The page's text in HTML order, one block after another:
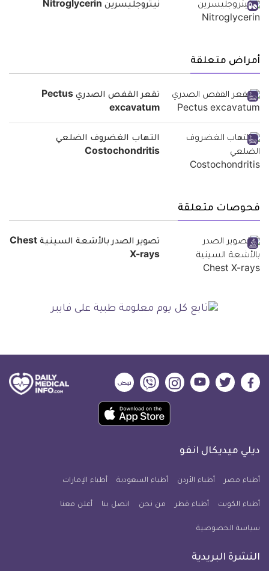
نيتروجليسرين Nitroglycerin
أمراض متعلقة
تقعر القفص الصدري Pectus
excavatum
التهاب الغضروف الضلعي
Costochondritis
فحوصات متعلقة
تصوير الصدر بالأشعة السينية Chest
X-rays
ديلي
فيسبوك
ديلي
تويتر
ديلي
ميديكال
يوتيوب
ديلي
ميديكال
انفو
ديلي
ميديكال
انفو
ديلي
ميديكال
انفو
حمل
تطبيق
معلومة
للآيفون
ديلي ميديكال انفو
أطباء مصر أطباء الأردن أطباء السعودية أطباء الإمارات
أطباء الكويت أطباء قطر من نحن اتصل بنا أعلن معنا
سياسة الخصوصية
النشرة البريدية